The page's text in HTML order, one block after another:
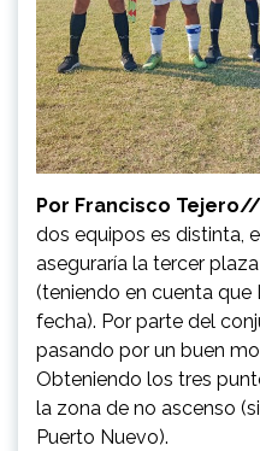
Por Francisco Tejero//
dos equipos es distinta,
aseguraría la tercer
(teniendo en cuenta que
fecha). Por parte del
pasando por un buen
Obteniendo los tres
la zona de no ascenso
Puerto Nuevo).